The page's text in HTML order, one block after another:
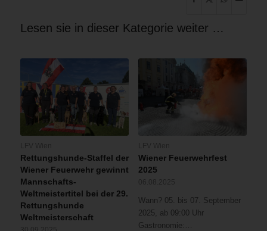
Lesen sie in dieser Kategorie weiter …
Rettungshunde-Staffel der
Wiener Feuerwehr gewinnt
Mannschafts-
Weltmeistertitel bei der 29.
Rettungshunde
Weltmeisterschaft
Wiener Feuerwehrfest
2025
Wann? 05. bis 07. September
2025, ab 09:00 Uhr
Gastronomie:…